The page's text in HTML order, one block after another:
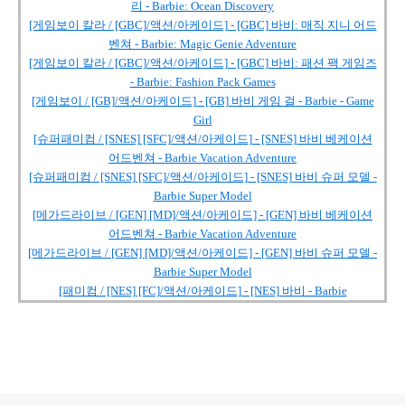
리 - Barbie: Ocean Discovery
[게임보이 칼라 / [GBC]/액션/아케이드] - [GBC] 바비: 매직 지니 어드
벤쳐 - Barbie: Magic Genie Adventure
[게임보이 칼라 / [GBC]/액션/아케이드] - [GBC] 바비: 패션 팩 게임즈
- Barbie: Fashion Pack Games
[게임보이 / [GB]/액션/아케이드] - [GB] 바비 게임 걸 - Barbie - Game
Girl
[슈퍼패미컴 / [SNES] [SFC]/액션/아케이드] - [SNES] 바비 베케이션
어드벤쳐 - Barbie Vacation Adventure
[슈퍼패미컴 / [SNES] [SFC]/액션/아케이드] - [SNES] 바비 슈퍼 모델 -
Barbie Super Model
[메가드라이브 / [GEN] [MD]/액션/아케이드] - [GEN] 바비 베케이션
어드벤쳐 - Barbie Vacation Adventure
[메가드라이브 / [GEN] [MD]/액션/아케이드] - [GEN] 바비 슈퍼 모델 -
Barbie Super Model
[패미컴 / [NES] [FC]/액션/아케이드] - [NES] 바비 - Barbie